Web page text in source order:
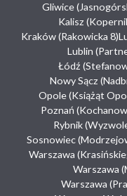
Gliwice
Kalisz
Kraków (Rakowicka 8)
Lublin
Łódź
Nowy Sącz
Opole (Książąt
Poznań
Rybnik
Sosnowiec
Warszawa
Warszawa
Warszawa